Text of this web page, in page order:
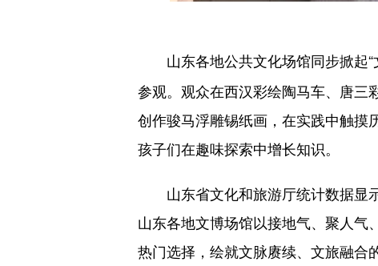
山东各地公共文化场馆同步掀起“
参观。观众在西汉彩绘陶马车、唐三
创作骏马浮雕锡纸画，在实践中触摸
孩子们在趣味探索中增长知识。
山东省文化和旅游厅统计数据显示
山东各地文博场馆以接地气、聚人气
热门选择，绘就文脉赓续、文旅融合